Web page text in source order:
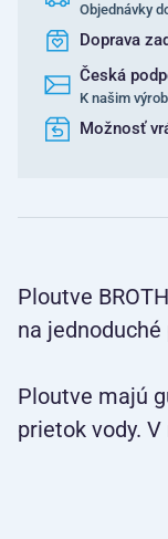
Objednávky
Doprava
Česká
K našim
Možnosť
Ploutve
na
Ploutve majú
prietok vody.